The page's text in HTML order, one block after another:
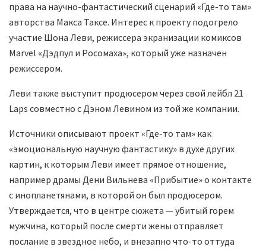
права на научно-фантастический сценарий «Где-то там»
авторства Макса Таксе. Интерес к проекту подогрело
участие Шона Леви, режиссера экранизации комиксов
Marvel «Дэдпул и Росомаха», который уже назначен
режиссером.
Леви также выступит продюсером через свой лейбл 21
Laps совместно с Дэном Левином из той же компании.
Источники описывают проект «Где-то там» как
«эмоциональную научную фантастику» в духе других
картин, к которым Леви имеет прямое отношение,
например драмы Дени Вильнева «Прибытие» о контакте
с инопланетянами, в которой он был продюсером.
Утверждается, что в центре сюжета — убитый горем
мужчина, который после смерти жены отправляет
послание в звездное небо, и внезапно что-то оттуда